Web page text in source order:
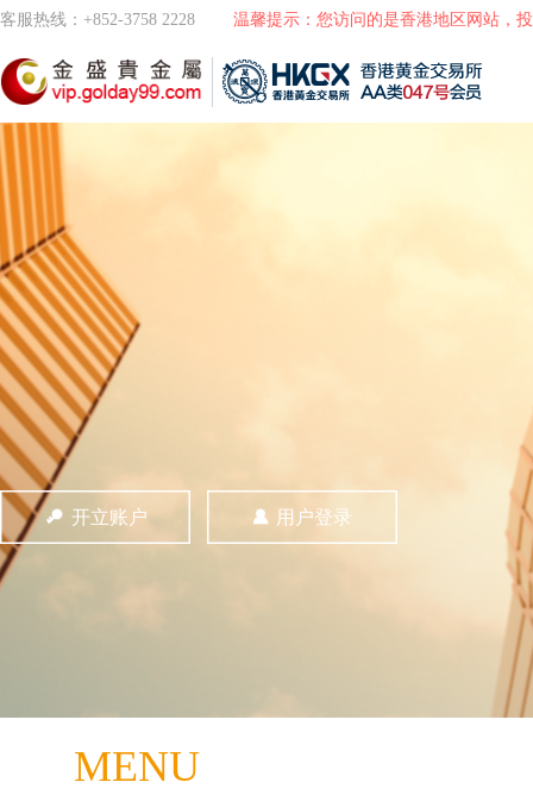
客服热线：+852-3758 2228 温馨提示：您访问的是香港地区网站，
开立账户 用户登录
MENU